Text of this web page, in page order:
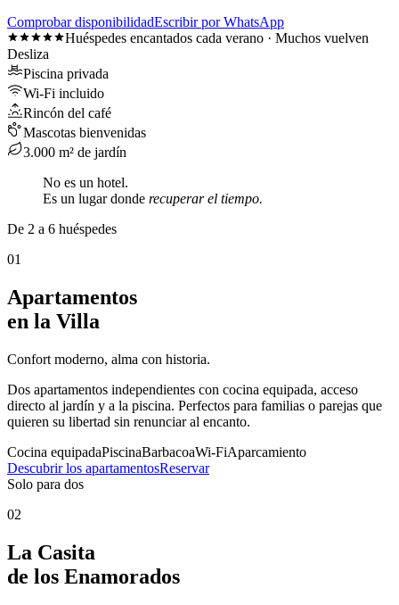
Comprobar disponibilidadEscribir por WhatsApp
Huéspedes encantados cada verano · Muchos vuelven
Desliza
Piscina privada
Wi-Fi incluido
Rincón del café
Mascotas bienvenidas
3.000 m² de jardín
No es un hotel.
Es un lugar donde recuperar el tiempo.
De 2 a 6 huéspedes
01
Apartamentos
en la Villa
Confort moderno, alma con historia.
Dos apartamentos independientes con cocina equipada, acceso
directo al jardín y a la piscina. Perfectos para familias o parejas que
quieren su libertad sin renunciar al encanto.
Cocina equipadaPiscinaBarbacoaWi-FiAparcamiento
Descubrir los apartamentosReservar
Solo para dos
02
La Casita
de los Enamorados